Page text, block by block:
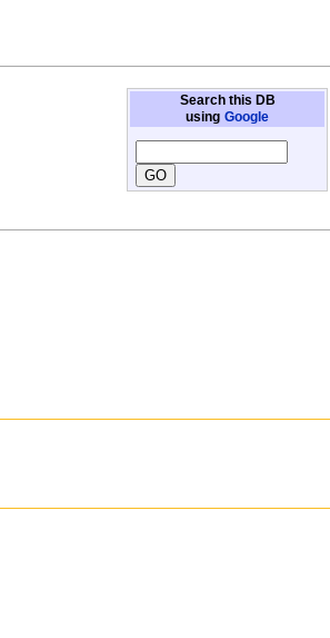
Search this DB
using Google